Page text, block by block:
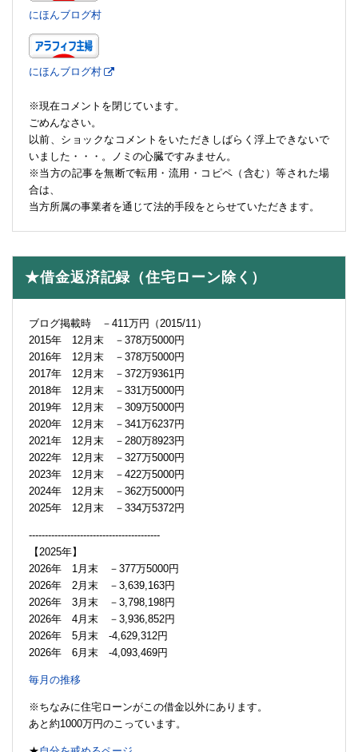
にほんブログ村
にほんブログ村
※現在コメントを閉じています。
ごめんなさい。
以前、ショックなコメントをいただきしばらく浮上できないで
いました・・・。ノミの心臓ですみません。
※当方の記事を無断で転用・流用・コピペ（含む）等された場
合は、
当方所属の事業者を通じて法的手段をとらせていただきます。
★借金返済記録（住宅ローン除く）
ブログ掲載時 －411万円（2015/11）
2015年 12月末 －378万5000円
2016年 12月末 －378万5000円
2017年 12月末 －372万9361円
2018年 12月末 －331万5000円
2019年 12月末 －309万5000円
2020年 12月末 －341万6237円
2021年 12月末 －280万8923円
2022年 12月末 －327万5000円
2023年 12月末 －422万5000円
2024年 12月末 －362万5000円
2025年 12月末 －334万5372円
-----------------------------------------
【2025年】
2026年 1月末 －377万5000円
2026年 2月末 －3,639,163円
2026年 3月末 －3,798,198円
2026年 4月末 －3,936,852円
2026年 5月末 -4,629,312円
2026年 6月末 -4,093,469円
毎月の推移
※ちなみに住宅ローンがこの借金以外にあります。
あと約1000万円のこっています。